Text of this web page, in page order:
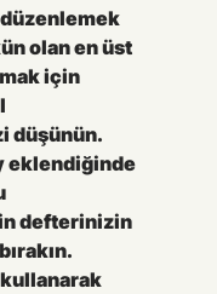
düzenlemek
olan en üst
için
düşünün.
eklendiğinde
defterinizin